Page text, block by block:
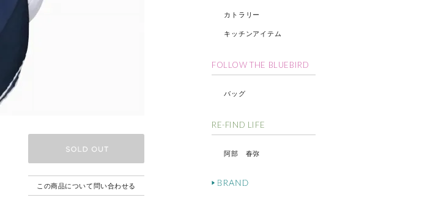
この商品について問い合わせる
カトラリー
キッチンアイテム
FOLLOW THE BLUEBIRD
バッグ
RE-FIND LIFE
阿部 春弥